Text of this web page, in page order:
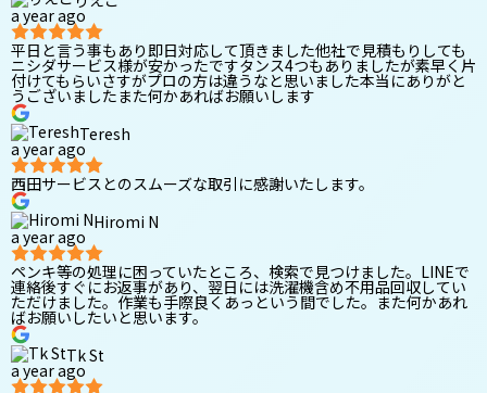
a year ago
平日と言う事もあり即日対応して頂きました他社で見積もりしても
ニシダサービス様が安かったですタンス4つもありましたが素早く片
付けてもらいさすがプロの方は違うなと思いました本当にありがと
うございましたまた何かあればお願いします
Teresh
a year ago
西田サービスとのスムーズな取引に感謝いたします。
Hiromi N
a year ago
ペンキ等の処理に困っていたところ、検索で見つけました。LINEで
連絡後すぐにお返事があり、翌日には洗濯機含め不用品回収してい
ただけました。作業も手際良くあっという間でした。また何かあれ
ばお願いしたいと思います。
Tk St
a year ago